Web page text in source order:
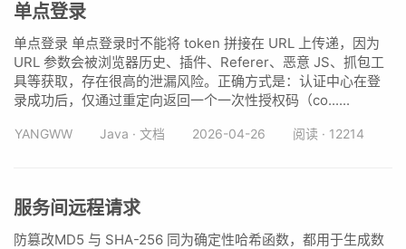
单点登录
单点登录 单点登录时不能将 token 拼接在 URL 上传递，因为
URL 参数会被浏览器历史、插件、Referer、恶意 JS、抓包工
具等获取，存在很高的泄漏风险。正确方式是：认证中心在登
录成功后，仅通过重定向返回一个一次性授权码（co......
YANGWW Java · 文档 2026-04-26 阅读 · 12214
服务间远程请求
防篡改MD5 与 SHA-256 同为确定性哈希函数，都用于生成数